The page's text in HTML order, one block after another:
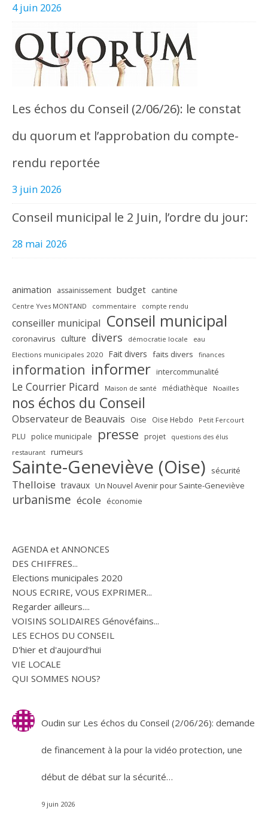
4 juin 2026
Les échos du Conseil (2/06/26): le constat
du quorum et l’approbation du compte-
rendu reportée
3 juin 2026
Conseil municipal le 2 Juin, l’ordre du jour:
28 mai 2026
animation assainissement budget cantine
Centre Yves MONTAND commentaire compte rendu
conseiller municipal Conseil municipal
coronavirus culture divers démocratie locale eau
Elections municipales 2020 Fait divers faits divers finances
information informer intercommunalité
Le Courrier Picard Maison de santé médiathèque Noailles
nos échos du Conseil
Observateur de Beauvais Oise Oise Hebdo Petit Fercourt
PLU police municipale presse projet questions des élus
restaurant rumeurs
Sainte-Geneviève (Oise) sécurité
Thelloise travaux Un Nouvel Avenir pour Sainte-Geneviève
urbanisme école économie
AGENDA et ANNONCES
DES CHIFFRES...
Elections municipales 2020
NOUS ECRIRE, VOUS EXPRIMER...
Regarder ailleurs....
VOISINS SOLIDAIRES Génovéfains...
LES ECHOS DU CONSEIL
D'hier et d'aujourd'hui
VIE LOCALE
QUI SOMMES NOUS?
Oudin sur Les échos du Conseil (2/06/26): demande
de financement à la pour la vidéo protection, une
début de débat sur la sécurité…
9 juin 2026